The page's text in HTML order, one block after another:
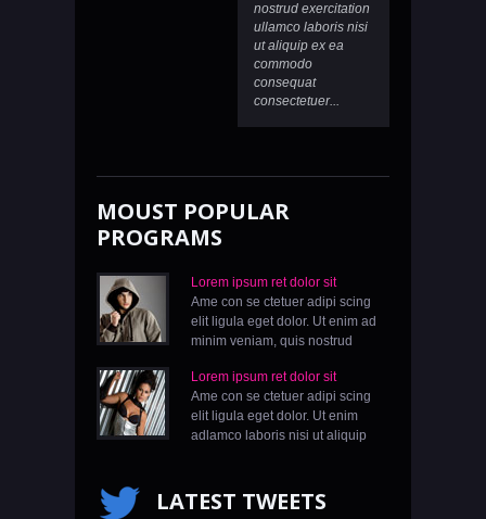
nostrud exercitation
ullamco laboris nisi
ut aliquip ex ea
commodo
consequat
consectetuer...
MOUST POPULAR
PROGRAMS
Lorem ipsum ret dolor sit
Ame con se ctetuer adipi scing
elit ligula eget dolor. Ut enim ad
minim veniam, quis nostrud
Lorem ipsum ret dolor sit
Ame con se ctetuer adipi scing
elit ligula eget dolor. Ut enim
adlamco laboris nisi ut aliquip
LATEST TWEETS